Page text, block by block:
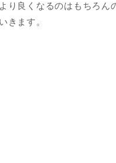
り良くなるのはもちろん
きます。